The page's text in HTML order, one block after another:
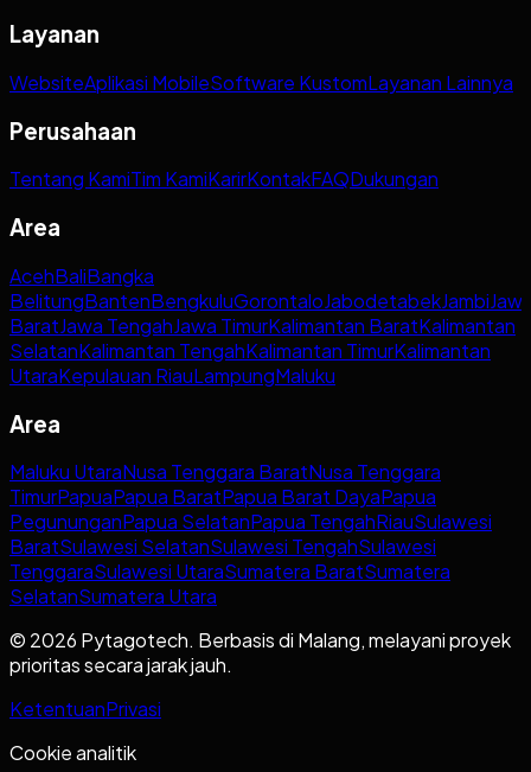
Layanan
WebsiteAplikasi MobileSoftware KustomLayanan Lainnya
Perusahaan
Tentang KamiTim KamiKarirKontakFAQDukungan
Area
AcehBaliBangka
BelitungBantenBengkuluGorontaloJabodetabekJambi
BaratJawa TengahJawa TimurKalimantan BaratKalimantan
SelatanKalimantan TengahKalimantan TimurKalimantan
UtaraKepulauan RiauLampungMaluku
Area
Maluku UtaraNusa Tenggara BaratNusa Tenggara
TimurPapuaPapua BaratPapua Barat DayaPapua
PegununganPapua SelatanPapua TengahRiauSulawesi
BaratSulawesi SelatanSulawesi TengahSulawesi
TenggaraSulawesi UtaraSumatera BaratSumatera
SelatanSumatera Utara
© 2026 Pytagotech. Berbasis di Malang, melayani proyek
prioritas secara jarak jauh.
KetentuanPrivasi
Cookie analitik